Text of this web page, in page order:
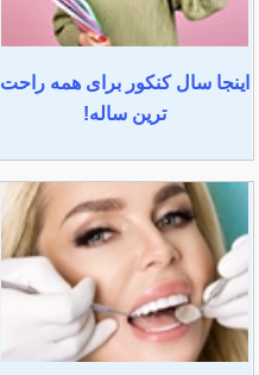
اینجا سال کنکور برای همه راحت
ترین ساله!